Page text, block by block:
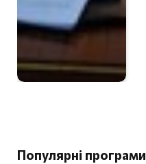
Популярні програми